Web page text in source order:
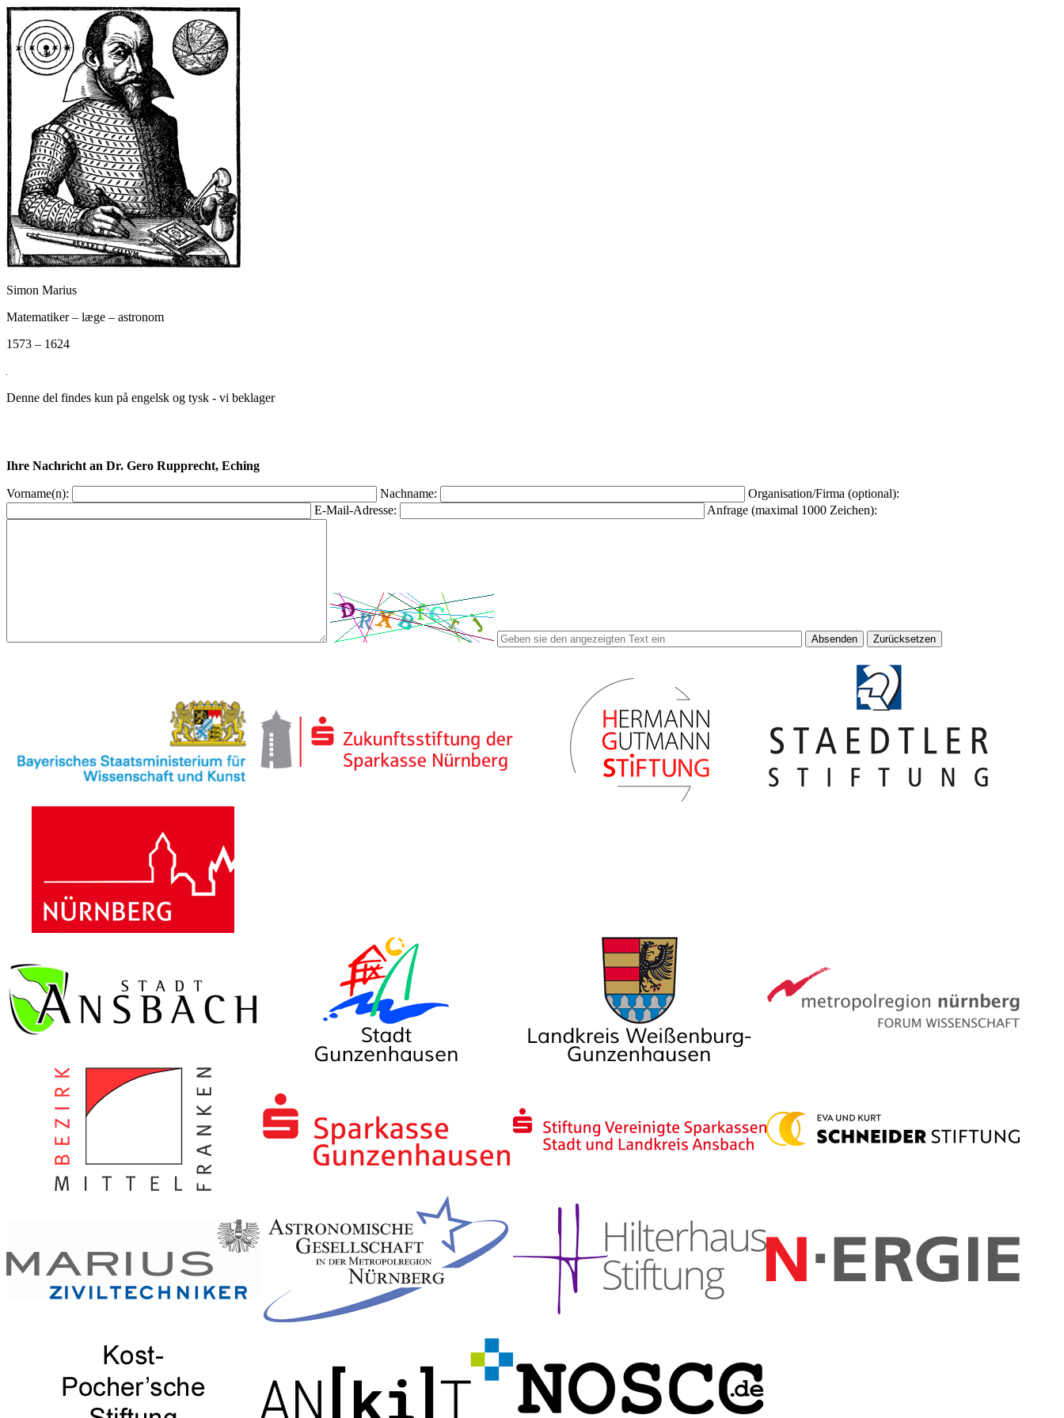
Simon Marius
Matematiker – læge – astronom
1573 – 1624
Denne del findes kun på engelsk og tysk - vi beklager
Ihre Nachricht an Dr. Gero Rupprecht, Eching
Vorname(n): Nachname:
Organisation/Firma (optional):
E-Mail-Adresse:
Anfrage (maximal 1000 Zeichen):